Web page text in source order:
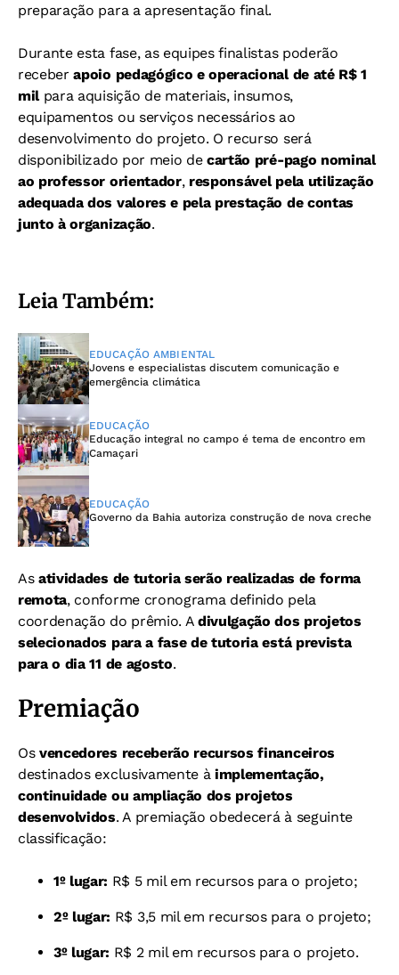
preparação para a apresentação final.
Durante esta fase, as equipes finalistas poderão
receberapoio pedagógico e operacional de até R$ 1
mil para aquisição de materiais, insumos,
equipamentos ou serviços necessários ao
desenvolvimento do projeto. O recurso será
disponibilizado por meio decartão pré-pago nominal
ao professor orientador, responsável pela utilização
adequada dos valores e pela prestação de contas
junto à organização.
Leia Também:
EDUCAÇÃO AMBIENTAL
Jovens e especialistas discutem comunicação e
emergência climática
EDUCAÇÃO
Educação integral no campo é tema de encontro em
Camaçari
EDUCAÇÃO
Governo da Bahia autoriza construção de nova creche
Asatividades de tutoria serão realizadas de forma
remota, conforme cronograma definido pela
coordenação do prêmio. A divulgação dos projetos
selecionados para a fase de tutoria está prevista
para o dia 11 de agosto.
Premiação
Osvencedores receberão recursos financeiros
destinados exclusivamente àimplementação,
continuidade ou ampliação dos projetos
desenvolvidos. A premiação obedecerá à seguinte
classificação:
1º lugar: R$ 5 mil em recursos para o projeto;
2º lugar: R$ 3,5 mil em recursos para o projeto;
3º lugar: R$ 2 mil em recursos para o projeto.